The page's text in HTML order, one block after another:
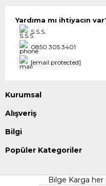
Yardıma mı ihtiyacın
S.S.S.
0850 305 3401
[email protected]
Kurumsal
Alışveriş
Bilgi
Popüler Kategoriler
Bilge Karga her